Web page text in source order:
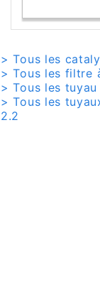
> Tous les
> Tous les filtre
> Tous les
> Tous les
2.2